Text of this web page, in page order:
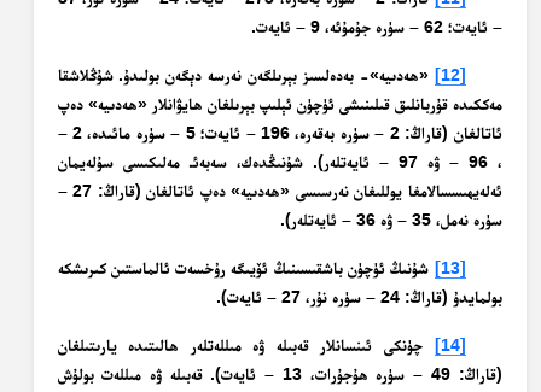
– ئايەت؛ 62 – سۈرە جۇمۇئە، 9 – ئايەت.
[12]
«ھەدىيە»- بەدەلسىز بېرىلگەن نەرسە دېگەن بولىدۇ. شۇڭلاشقا
مەككىدە قۇربانلىق قىلىنىشى ئۈچۈن ئېلىپ بېرىلغان ھايۋانلار «ھەدىيە» دەپ
ئاتالغان (قاراڭ: 2 – سۈرە بەقەرە، 196 – ئايەت؛ 5 – سۈرە مائىدە، 2 –
، 96 – ۋە 97 – ئايەتلەر). شۇنىڭدەك، سەبەئـ مەلىكىسى سۇلەيمان
ئەلەيھىسسالامغا يوللىغان نەرسىسى «ھەدىيە» دەپ ئاتالغان (قاراڭ: 27 –
سۈرە نەمل، 35 – ۋە 36 – ئايەتلەر).
[13]
شۇنىڭ ئۈچۈن باشقىسىنىڭ ئۆيىگە رۇخسەت ئالماستىن كىرىشكە
بولمايدۇ (قاراڭ: 24 – سۈرە نۇر، 27 – ئايەت).
[14]
چۈنكى ئىنسانلار قەبىلە ۋە مىللەتلەر ھالىتىدە يارىتىلغان
(قاراڭ: 49 – سۈرە ھۇجۇرات، 13 – ئايەت). قەبىلە ۋە مىللەت بولۇش